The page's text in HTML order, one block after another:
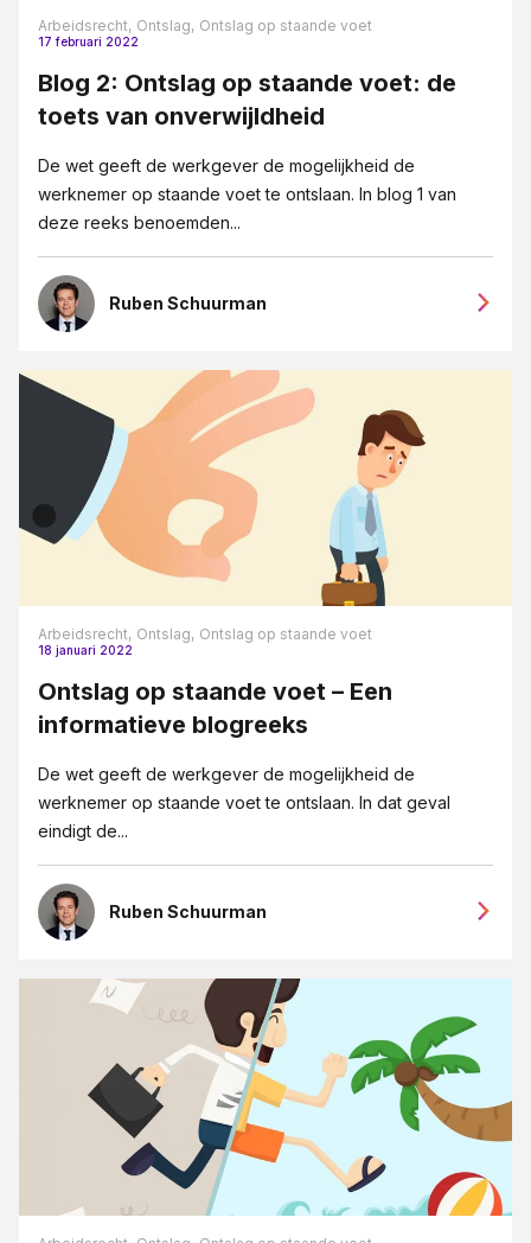
Arbeidsrecht, Ontslag, Ontslag op staande voet
17 februari 2022
Blog 2: Ontslag op staande voet: de
toets van onverwijldheid
De wet geeft de werkgever de mogelijkheid de
werknemer op staande voet te ontslaan. In blog 1 van
deze reeks benoemden...
Ruben Schuurman
Arbeidsrecht, Ontslag, Ontslag op staande voet
18 januari 2022
Ontslag op staande voet – Een
informatieve blogreeks
De wet geeft de werkgever de mogelijkheid de
werknemer op staande voet te ontslaan. In dat geval
eindigt de...
Ruben Schuurman